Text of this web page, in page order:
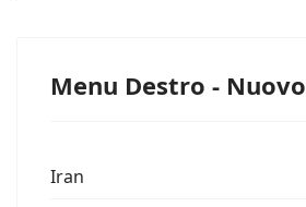
Menu Destro - Nuovo
Iran